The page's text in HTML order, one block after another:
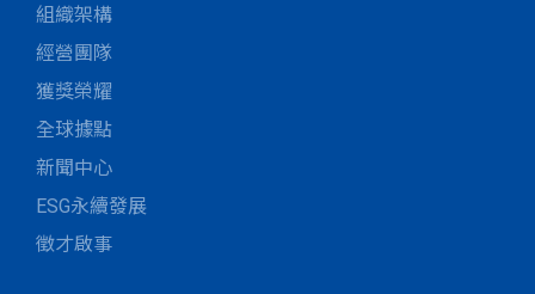
組織架構
經營團隊
獲獎榮耀
全球據點
新聞中心
ESG永續發展
徵才啟事